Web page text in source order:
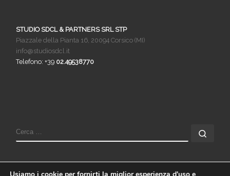
STUDIO SDCL & PARTNERS SRL STP
Piazzale della Pianta 16, 20094 Corsico (MI)
info@studiosdcl.it
Telefono: +39 02.49538770